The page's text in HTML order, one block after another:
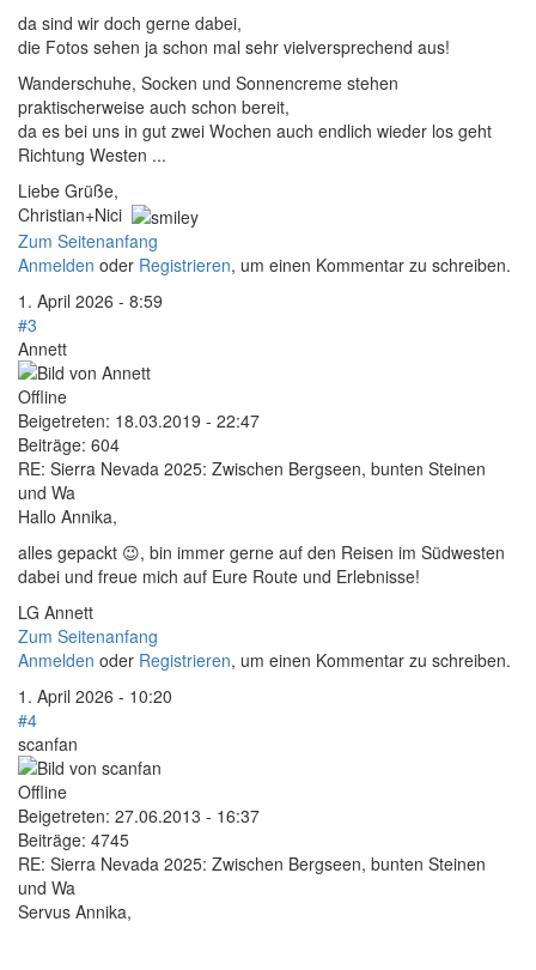
da sind wir doch gerne dabei,
die Fotos sehen ja schon mal sehr vielversprechend aus!
Wanderschuhe, Socken und Sonnencreme stehen
praktischerweise auch schon bereit,
da es bei uns in gut zwei Wochen auch endlich wieder los geht
Richtung Westen ...
Liebe Grüße,
Christian+Nici
Zum Seitenanfang
Anmelden oder Registrieren, um einen Kommentar zu schreiben.
1. April 2026 - 8:59
#3
Annett
Offline
Beigetreten: 18.03.2019 - 22:47
Beiträge: 604
RE: Sierra Nevada 2025: Zwischen Bergseen, bunten Steinen
und Wa
Hallo Annika,
alles gepackt 😉, bin immer gerne auf den Reisen im Südwesten
dabei und freue mich auf Eure Route und Erlebnisse!
LG Annett
Zum Seitenanfang
Anmelden oder Registrieren, um einen Kommentar zu schreiben.
1. April 2026 - 10:20
#4
scanfan
Offline
Beigetreten: 27.06.2013 - 16:37
Beiträge: 4745
RE: Sierra Nevada 2025: Zwischen Bergseen, bunten Steinen
und Wa
Servus Annika,